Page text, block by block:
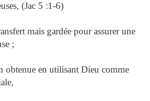
(Jac 5 :1-6)
mais gardée pour assurer une
;
obtenue en utilisant Dieu comme